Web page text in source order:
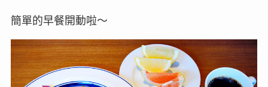
簡單的早餐開動啦～